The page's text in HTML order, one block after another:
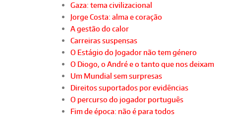
Gaza: tema civilizacional
Jorge Costa: alma e coração
A gestão do calor
Carreiras suspensas
O Estágio do Jogador não tem género
O Diogo, o André e o tanto que nos deixam
Um Mundial sem surpresas
Direitos suportados por evidências
O percurso do jogador português
Fim de época: não é para todos